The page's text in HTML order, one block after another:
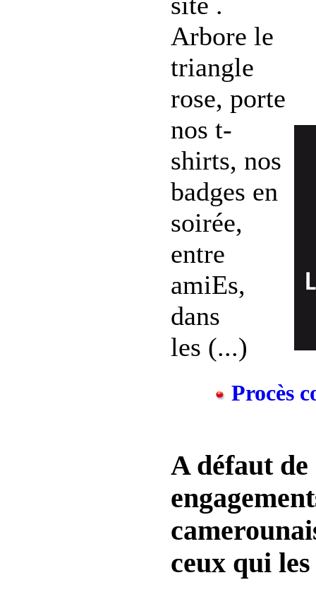
Arbore le
triangle
rose, porte
nos t-
shirts, nos
badges en
soirée,
entre
amiEs,
dans
les (...)
Procès
A défaut
ceux qui